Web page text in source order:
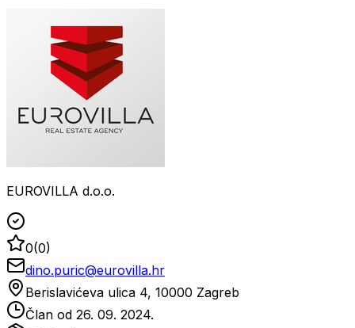
EUROVILLA d.o.o.
0(0)
dino.puric@eurovilla.hr
Berislavićeva ulica 4, 10000 Zagreb
Član od 26. 09. 2024.